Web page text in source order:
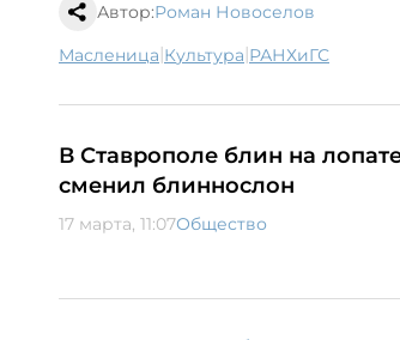
Автор:Роман Новоселов
масленица| культура| РАНХиГС
В Ставрополе блин на
сменил блиннослон
17 марта, 11:07Общество